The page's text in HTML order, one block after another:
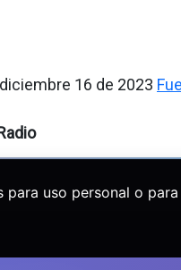
16 de 2023